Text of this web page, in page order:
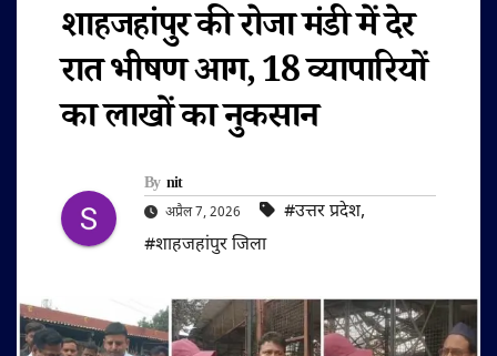
शाहजहांपुर की रोजा मंडी में देर
रात भीषण आग, 18 व्यापारियों
का लाखों का नुकसान
By nit
अप्रैल 7, 2026 #उत्तर प्रदेश,
#शाहजहांपुर जिला